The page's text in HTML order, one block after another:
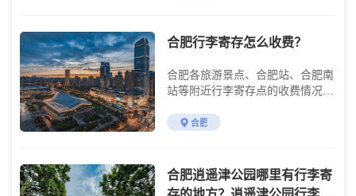
合肥行李寄存怎么收费？
合肥各旅游景点、合肥站、合肥南
站等附近行李寄存点的收费情况介
合肥
合肥逍遥津公园哪里有行李寄